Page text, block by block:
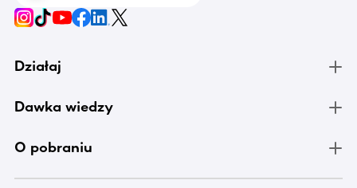
Działaj
Dawka wiedzy
O pobraniu